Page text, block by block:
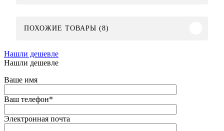
ПОХОЖИЕ ТОВАРЫ (8)
Нашли дешевле
Нашли дешевле
Ваше имя
Ваш телефон*
Электронная почта